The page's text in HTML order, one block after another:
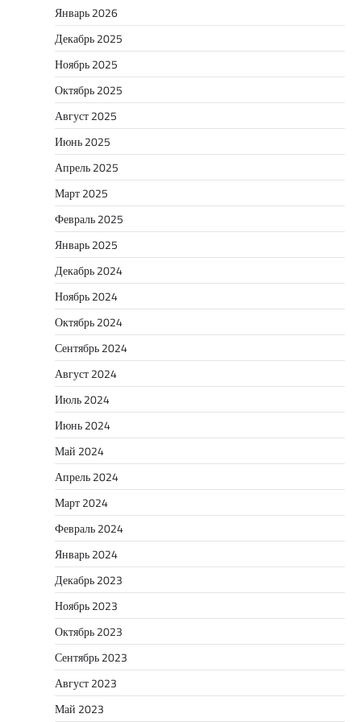
Январь 2026
Декабрь 2025
Ноябрь 2025
Октябрь 2025
Август 2025
Июнь 2025
Апрель 2025
Март 2025
Февраль 2025
Январь 2025
Декабрь 2024
Ноябрь 2024
Октябрь 2024
Сентябрь 2024
Август 2024
Июль 2024
Июнь 2024
Май 2024
Апрель 2024
Март 2024
Февраль 2024
Январь 2024
Декабрь 2023
Ноябрь 2023
Октябрь 2023
Сентябрь 2023
Август 2023
Май 2023